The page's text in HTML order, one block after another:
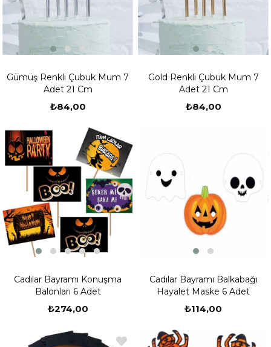
Gümüş Renkli Çubuk Mum 7
Adet 21 Cm
₺84,00
Gold Renkli Çubuk Mum 7
Adet 21 Cm
₺84,00
Cadılar Bayramı Konuşma
Balonları 6 Adet
₺274,00
Cadılar Bayramı Balkabağı
Hayalet Maske 6 Adet
₺114,00